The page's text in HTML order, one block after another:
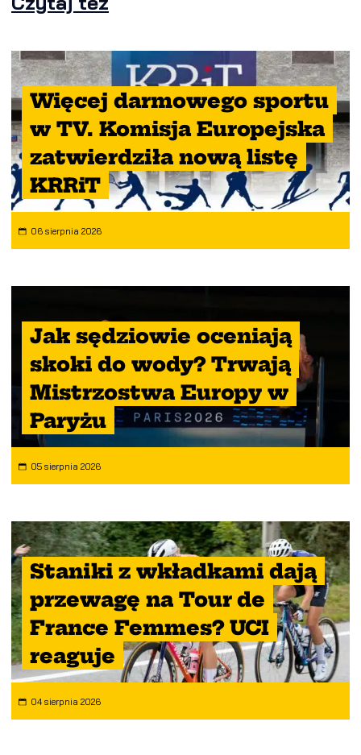
Więcej darmowego sportu
w TV. Komisja Europejska
zatwierdziła nową listę
KRRiT
06 sierpnia 2026
Jak sędziowie oceniają
skoki do wody? Trwają
Mistrzostwa Europy w
Paryżu
05 sierpnia 2026
Staniki z wkładkami dają
przewagę na Tour de
France Femmes? UCI
reaguje
04 sierpnia 2026